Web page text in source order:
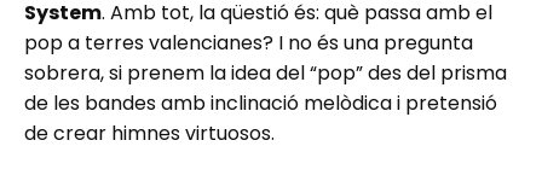
System. Amb tot, la qüestió és: què passa amb el
pop a terres valencianes? I no és una pregunta
sobrera, si prenem la idea del “pop” des del prisma
de les bandes amb inclinació melòdica i pretensió
de crear himnes virtuosos.